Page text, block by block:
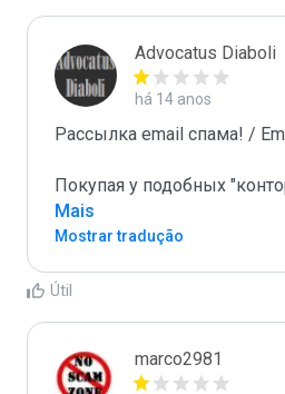
Advocatus Diaboli
há 14 anos
Рассылка email спама! /
Покупая у подобных
Mais
Mostrar tradução
Útil
marco2981